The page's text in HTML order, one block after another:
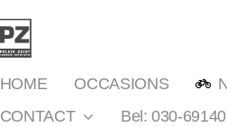
HOME OCCASIONS
CONTACT
Bel: 030-